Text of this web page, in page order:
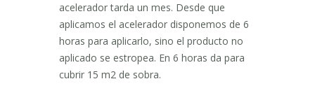
acelerador tarda un mes. Desde que
aplicamos el acelerador disponemos de 6
horas para aplicarlo, sino el producto no
aplicado se estropea. En 6 horas da para
cubrir 15 m2 de sobra.